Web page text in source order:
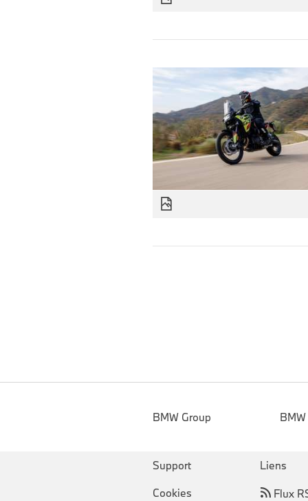
BMW Group BMW
Support Liens
Cookies
Flux